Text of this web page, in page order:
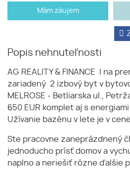
Mám záujem
Popis nehnuteľnosti
AG REALITY & FINANCE I na
zariadený 2 izbový byt v
MELROSE - Betliarska ul.,
650 EUR komplet aj s
Užívanie bazénu v lete je v
Ste pracovne zaneprázdnený
jednoducho prísť domov a
naplno a neriešiť rôzne ďalšie